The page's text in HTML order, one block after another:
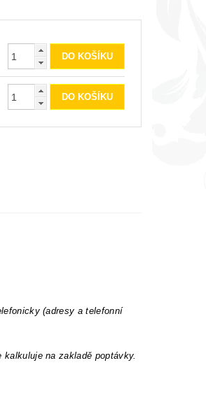
(adresy a telefonní
na zakladě poptávky.